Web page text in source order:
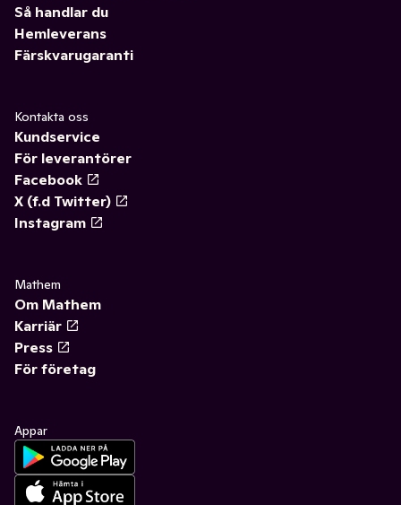
Så handlar du
Hemleverans
Färskvarugaranti
Kontakta oss
Kundservice
För leverantörer
Facebook
X (f.d Twitter)
Instagram
Mathem
Om Mathem
Karriär
Press
För företag
Appar